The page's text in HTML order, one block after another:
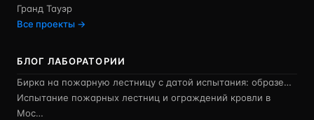
Гранд Тауэр
Все проекты →
БЛОГ ЛАБОРАТОРИИ
Бирка на пожарную лестницу с датой испытания: образе…
Испытание пожарных лестниц и ограждений кровли в
Мос…